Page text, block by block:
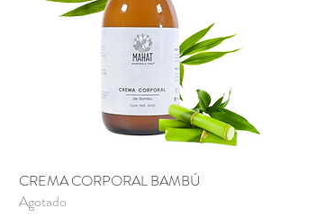
Vista rápida
CREMA CORPORAL BAMBÚ
Agotado